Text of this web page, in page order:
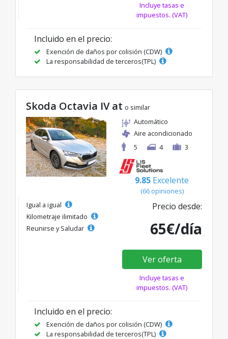
Incluye tasas e
impuestos. (VAT)
Incluido en el precio:
Exención de daños por colisión (CDW)
La responsabilidad de terceros(TPL)
Skoda Octavia IV at o similar
Automático
Aire acondicionado
5
4 3
9.85 Excelente
(66 opiniones)
Igual a igual
Kilometraje ilimitado
Reunirse y Saludar
Precio desde:
65€/día
Ver oferta
Incluye tasas e
impuestos. (VAT)
Incluido en el precio:
Exención de daños por colisión (CDW)
La responsabilidad de terceros(TPL)